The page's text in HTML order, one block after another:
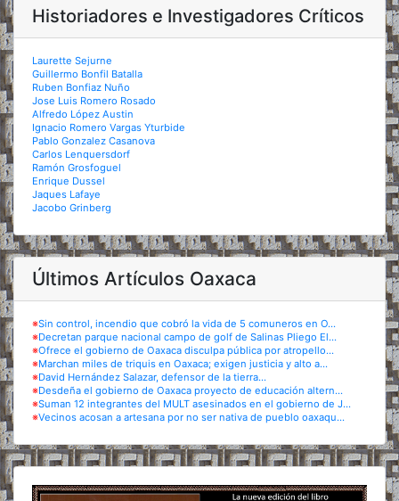
Historiadores e Investigadores Críticos
Laurette Sejurne
Guillermo Bonfil Batalla
Ruben Bonfiaz Nuño
Jose Luis Romero Rosado
Alfredo López Austin
Ignacio Romero Vargas Yturbide
Pablo Gonzalez Casanova
Carlos Lenquersdorf
Ramón Grosfoguel
Enrique Dussel
Jaques Lafaye
Jacobo Grinberg
Últimos Artículos Oaxaca
※Sin control, incendio que cobró la vida de 5 comuneros en O...
※Decretan parque nacional campo de golf de Salinas Pliego El...
※Ofrece el gobierno de Oaxaca disculpa pública por atropello...
※Marchan miles de triquis en Oaxaca; exigen justicia y alto a...
※David Hernández Salazar, defensor de la tierra...
※Desdeña el gobierno de Oaxaca proyecto de educación altern...
※Suman 12 integrantes del MULT asesinados en el gobierno de J...
※Vecinos acosan a artesana por no ser nativa de pueblo oaxaqu...